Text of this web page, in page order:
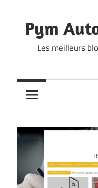
content
Pym
Les meilleurs